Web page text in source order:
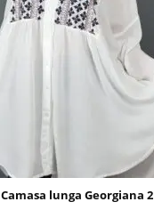
Camasa lunga Georgiana 2